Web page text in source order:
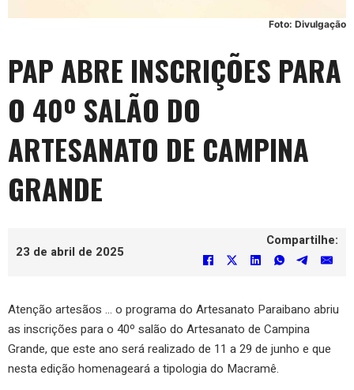
Foto: Divulgação
PAP ABRE INSCRIÇÕES PARA
O 40º SALÃO DO
ARTESANATO DE CAMPINA
GRANDE
23 de abril de 2025
Compartilhe:
Atenção artesãos … o programa do Artesanato Paraibano abriu
as inscrições para o 40º salão do Artesanato de Campina
Grande, que este ano será realizado de 11 a 29 de junho e que
nesta edição homenageará a tipologia do Macramê.